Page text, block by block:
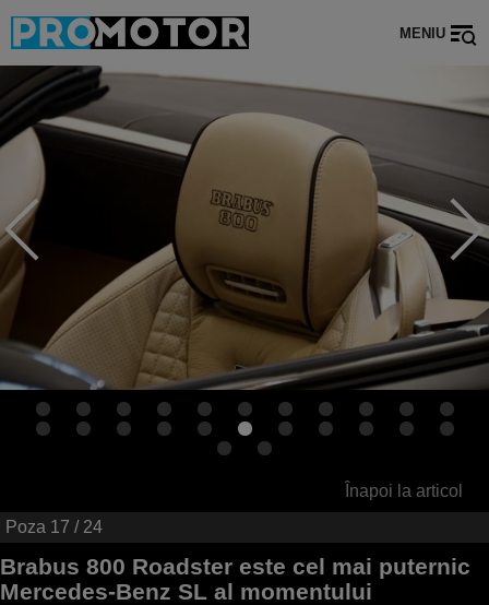
MENIU
Înapoi la articol
Poza 17 / 24
Brabus 800 Roadster este cel mai puternic
Mercedes-Benz SL al momentului